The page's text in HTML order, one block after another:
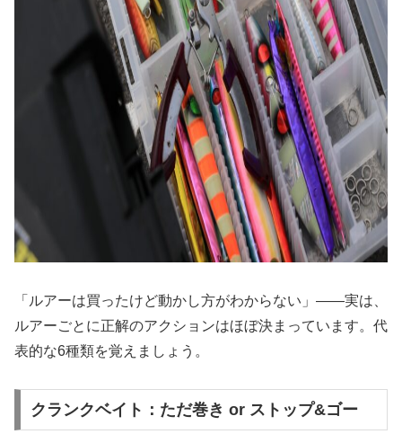
「ルアーは買ったけど動かし方がわからない」——実は、
ルアーごとに正解のアクションはほぼ決まっています。代
表的な6種類を覚えましょう。
クランクベイト：ただ巻き or ストップ&ゴー